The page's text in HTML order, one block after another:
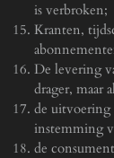
is verbroken;
Kranten,
De levering
drager, maar
de uitvoering
instemming
de